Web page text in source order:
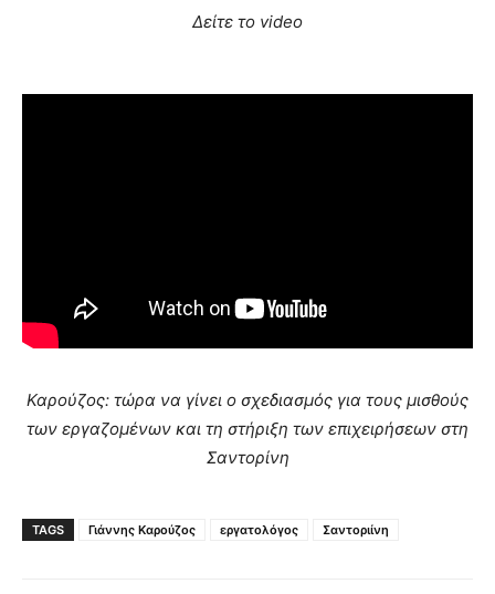
Δείτε το video
Καρούζος: τώρα να γίνει ο σχεδιασμός για τους μισθούς
των εργαζομένων και τη στήριξη των επιχειρήσεων στη
Σαντορίνη
TAGS Γιάννης Καρούζος εργατολόγος Σαντοριίνη